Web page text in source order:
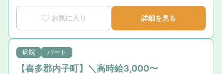
お気に入り 詳細を見る
病院 パート
【喜多郡内子町】＼高時給3,000〜